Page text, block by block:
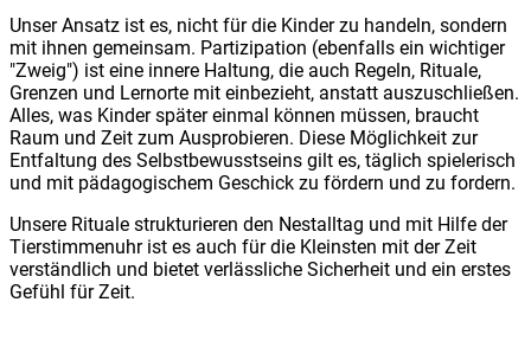
Unser Ansatz ist es, nicht für die Kinder zu handeln, sondern
mit ihnen gemeinsam. Partizipation (ebenfalls ein wichtiger
"Zweig") ist eine innere Haltung, die auch Regeln, Rituale,
Grenzen und Lernorte mit einbezieht, anstatt auszuschließen.
Alles, was Kinder später einmal können müssen, braucht
Raum und Zeit zum Ausprobieren. Diese Möglichkeit zur
Entfaltung des Selbstbewusstseins gilt es, täglich spielerisch
und mit pädagogischem Geschick zu fördern und zu fordern.
Unsere Rituale strukturieren den Nestalltag und mit Hilfe der
Tierstimmenuhr ist es auch für die Kleinsten mit der Zeit
verständlich und bietet verlässliche Sicherheit und ein erstes
Gefühl für Zeit.